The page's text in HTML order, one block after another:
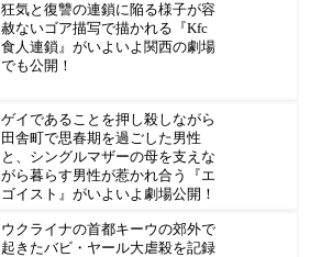
狂気と復讐の連鎖に陥る様子が容
赦ないゴア描写で描かれる『Kfc
食人連鎖』がいよいよ関西の劇場
でも公開！
ゲイであることを押し殺しながら
田舎町で思春期を過ごした男性
と、シングルマザーの母を支えな
がら暮らす男性が惹かれ合う『エ
ゴイスト』がいよいよ劇場公開！
ウクライナの首都キーウの郊外で
起きたバビ・ヤール大虐殺を記録